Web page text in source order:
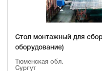
Стол монтажный для
оборудование)
Тюменская обл.
Сургут